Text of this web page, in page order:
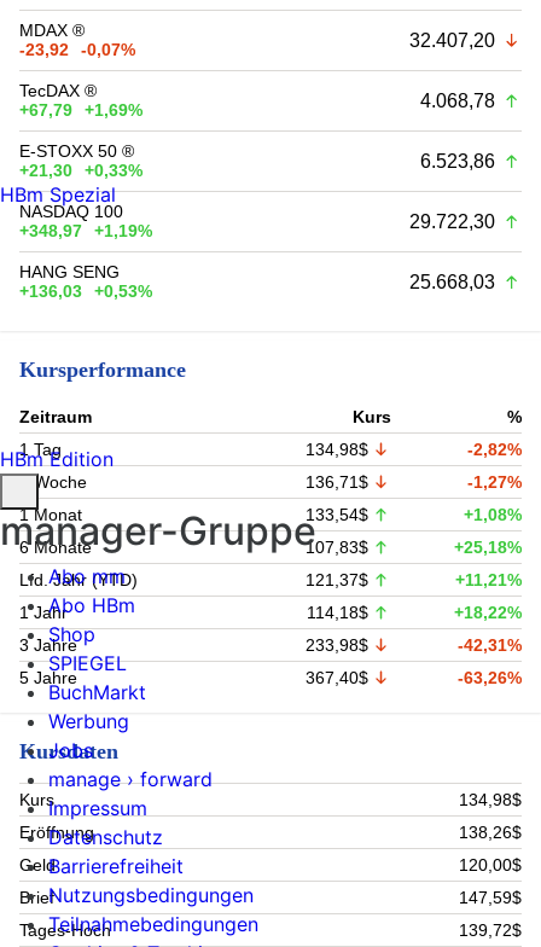
MDAX ®
-23,92
-0,07% 32.407,20
TecDAX ®
+67,79
+1,69% 4.068,78
E-STOXX 50 ®
+21,30
+0,33% 6.523,86
NASDAQ 100
+348,97
+1,19% 29.722,30
HANG SENG
+136,03
+0,53% 25.668,03
Kursperformance
Zeitraum Kurs
%
1 Tag
134,98$
-2,82%
1 Woche
136,71$
-1,27%
1 Monat
133,54$
+1,08%
6 Monate
107,83$
+25,18%
Lfd. Jahr (YTD)
121,37$
+11,21%
1 Jahr
114,18$
+18,22%
3 Jahre
233,98$
-42,31%
5 Jahre
367,40$ -63,26%
Kursdaten
Kurs
134,98$
Eröffnung
138,26$
Geld
120,00$
Brief
147,59$
Tages-Hoch
139,72$
HBm Spezial
HBm Edition
manager-Gruppe
Abo mm
Abo HBm
Shop
SPIEGEL
BuchMarkt
Werbung
Jobs
manage › forward
Impressum
Datenschutz
Barrierefreiheit
Nutzungsbedingungen
Teilnahmebedingungen